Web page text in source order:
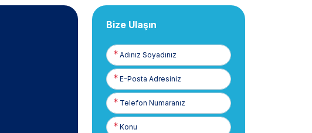
Bize Ulaşın
Adınız
Soyadınız
E-
Posta
Telefon
Numaranız